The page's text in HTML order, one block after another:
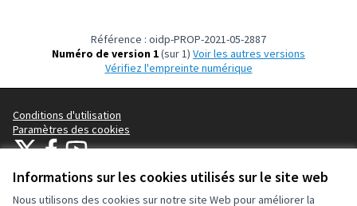
Informations sur les cookies utilisés sur le site web
Nous utilisons des cookies sur notre site Web pour améliorer la
Référence : oidp-PROP-2021-05-2887
Numéro de version 1(sur 1)
voir les autres versions
Vérifiez l'empreinte numérique
Conditions d'utilisation
Paramètres des cookies
OIDP sur X
(Lien externe)
OIDP sur Facebook
(Lien externe)
OIDP sur YouTube
(Lien externe)
Français
Choose languageChoisir la langueElegir el idioma